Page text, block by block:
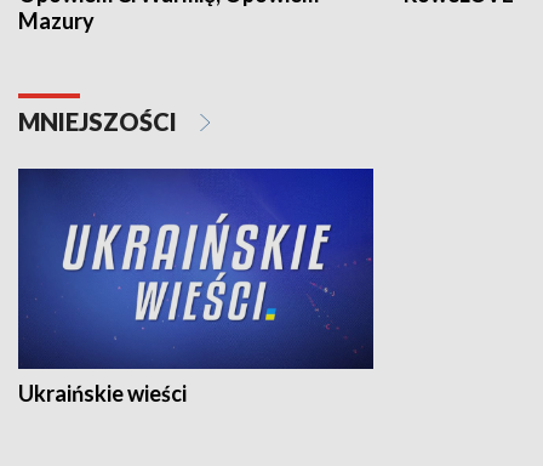
Mazury
MNIEJSZOŚCI
Ukraińskie wieści